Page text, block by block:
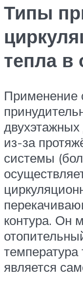
Типы
тепла в
Применение
из-за
системы
контура. Он
температура
является